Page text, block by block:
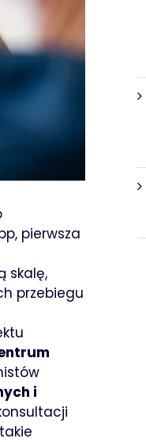
pierwsza
skalę,
przebiegu
i